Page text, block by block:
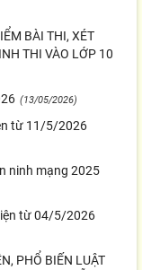
BÀI THI, XÉT
THI VÀO LỚP 10
(13/05/2026)
từ 11/5/2026
ninh mạng 2025
từ 04/5/2026
PHỔ BIẾN LUẬT